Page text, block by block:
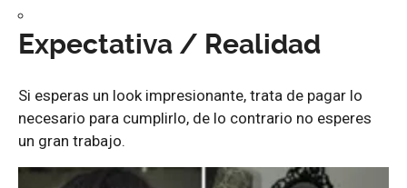
Expectativa / Realidad
Si esperas un look impresionante, trata de pagar lo
necesario para cumplirlo, de lo contrario no esperes
un gran trabajo.